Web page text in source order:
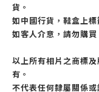
貨。
如中國行貨，鞋盒上
如客人介意，請勿購買
以上所有相片之商標
有。
不代表任何隸屬關係